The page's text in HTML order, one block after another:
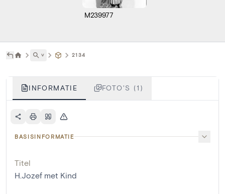
M239977
˅ 2134
INFORMATIE FOTO'S (1)
BASISINFORMATIE
Titel
H.Jozef met Kind